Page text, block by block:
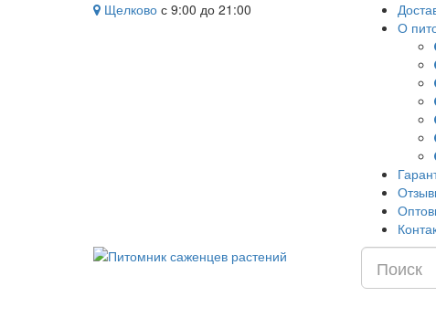
Щелково с 9:00 до 21:00
О